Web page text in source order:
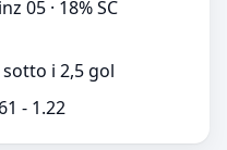
05 · 18% SC
i 2,5 gol
- 1.22